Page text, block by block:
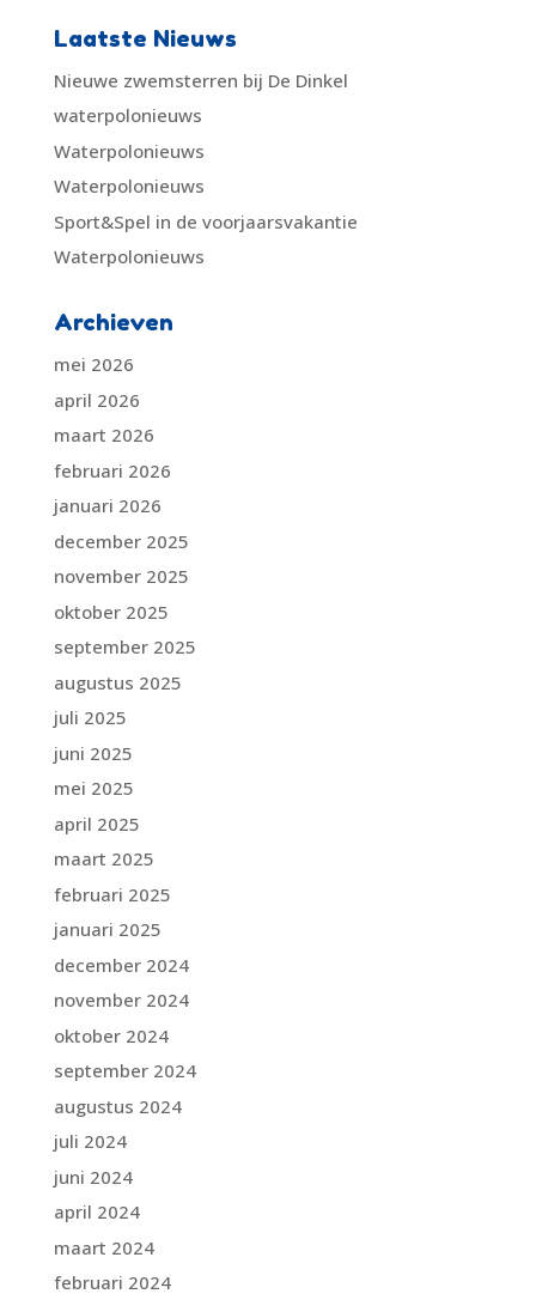
Laatste Nieuws
Nieuwe zwemsterren bij De Dinkel
waterpolonieuws
Waterpolonieuws
Waterpolonieuws
Sport&Spel in de voorjaarsvakantie
Waterpolonieuws
Archieven
mei 2026
april 2026
maart 2026
februari 2026
januari 2026
december 2025
november 2025
oktober 2025
september 2025
augustus 2025
juli 2025
juni 2025
mei 2025
april 2025
maart 2025
februari 2025
januari 2025
december 2024
november 2024
oktober 2024
september 2024
augustus 2024
juli 2024
juni 2024
april 2024
maart 2024
februari 2024